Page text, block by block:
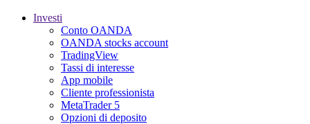
Investi
Conto OANDA
OANDA stocks account
TradingView
Tassi di interesse
App mobile
Cliente professionista
MetaTrader 5
Opzioni di deposito